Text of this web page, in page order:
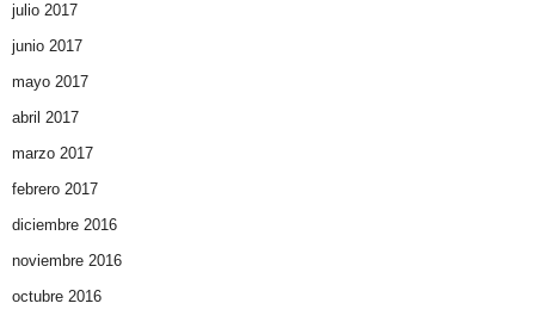
julio 2017
junio 2017
mayo 2017
abril 2017
marzo 2017
febrero 2017
diciembre 2016
noviembre 2016
octubre 2016